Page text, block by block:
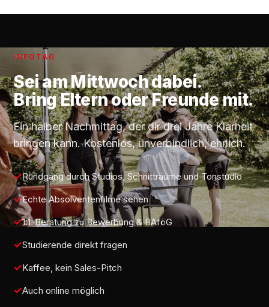
INFOTAG
Sei amMittwochdabei.
Bring Eltern oder Freunde mit.
Ein halber Nachmittag, der dir drei Jahre Klarheit
bringen kann. Kostenlos, unverbindlich, ehrlich.
Rundgang durch Studios, Schnitträume und Tonstudio
Echte Absolventenfilme sehen
1:1-Beratung zu Bewerbung & BAföG
Studierende direkt fragen
Kaffee, kein Sales-Pitch
Auch online möglich